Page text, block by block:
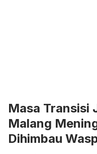
Masa Transisi
Malang
Dihimbau